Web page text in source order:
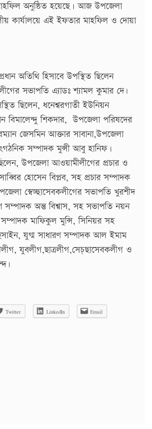
অনুষ্ঠিত হয়েছে। আজ উপজেলা
কার্যালয়ে এই ইফতার মাহফিল ও দোয়া
অতিথি হিসাবে উপস্থিত ছিলেন
সভাপতি এ্যাডঃ শ্যামল কুমার দে৷
ছিলেন, ধনেশ্বরগাতী ইউনিয়ন
বিমালেন্দু শিকদার, উপজেলা পরিষদের
জেসমিন আক্তার সাবানা,উপজেলা
সম্পাদক মুন্সী আবু হানিফ।
উপজেলা আওয়ামীলীগের প্রচার ও
হোসেন বিপ্লব, সহ প্রচার সম্পাদক
স্বেচ্ছাসেবকলীগের সভাপতি খুরশীদ
অন্তু বিশ্বাস, সহ সভাপতি নয়ন
সম্পাদক মাফিকুল মুন্সি, সিনিয়র সহ
যুগ্ম সাধারণ সম্পাদক আল ইমাম
যুবলীগ,ছাত্রলীগ,সেচ্ছাসেবকলীগ ও
Twitter LinkedIn
Email